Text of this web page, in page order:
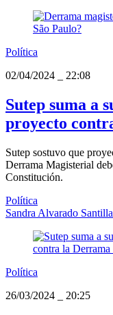
Política
02/04/2024
22:08
Sutep suma a
proyecto
Sutep sostuvo que
Derrama Magisterial
Constitución.
Política
Sandra Alvarado
Política
26/03/2024
20:25